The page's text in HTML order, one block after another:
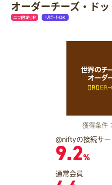
オーダーチーズ・ドッ
獲得条件
@niftyの接続サ
9.2%
通常会員